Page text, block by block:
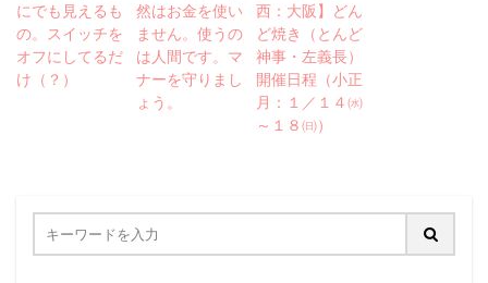
にでも見えるも
の。スイッチを
オフにしてるだ
け（？）
然はお金を使い
ません。使うの
は人間です。マ
ナーを守りまし
ょう。
西：大阪】どん
ど焼き（とんど
神事・左義長）
開催日程（小正
月：１／１４㈬
～１８㈰）